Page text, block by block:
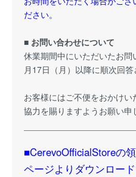
ださい。
■ お問い合わせについて
休業期間中にいただいたお
月17日（月）以降に順次回答
お客様にはご不便をおかけ
協力を賜りますようお願い申
■CerevoOfficialStoreの
ページよりダウンロード